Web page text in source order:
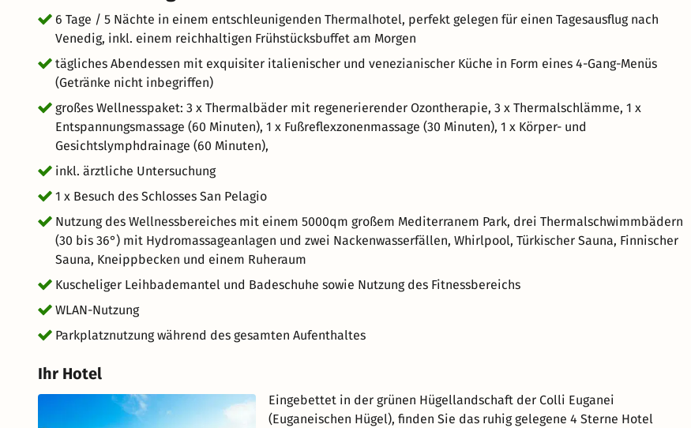
6 Tage / 5 Nächte in einem entschleunigenden Thermalhotel, perfekt gelegen für einen Tagesausflug nach
Venedig, inkl. einem reichhaltigen Frühstücksbuffet am Morgen
tägliches Abendessen mit exquisiter italienischer und venezianischer Küche in Form eines 4-Gang-Menüs
(Getränke nicht inbegriffen)
großes Wellnesspaket: 3 x Thermalbäder mit regenerierender Ozontherapie, 3 x Thermalschlämme, 1 x
Entspannungsmassage (60 Minuten), 1 x Fußreflexzonenmassage (30 Minuten), 1 x Körper- und
Gesichtslymphdrainage (60 Minuten),
inkl. ärztliche Untersuchung
1 x Besuch des Schlosses San Pelagio
Nutzung des Wellnessbereiches mit einem 5000qm großem Mediterranem Park, drei Thermalschwimmbädern
(30 bis 36°) mit Hydromassageanlagen und zwei Nackenwasserfällen, Whirlpool, Türkischer Sauna, Finnischer
Sauna, Kneippbecken und einem Ruheraum
Kuscheliger Leihbademantel und Badeschuhe sowie Nutzung des Fitnessbereichs
WLAN-Nutzung
Parkplatznutzung während des gesamten Aufenthaltes
Ihr Hotel
Eingebettet in der grünen Hügellandschaft der Colli Euganei
(Euganeischen Hügel), finden Sie das ruhig gelegene 4 Sterne Hotel